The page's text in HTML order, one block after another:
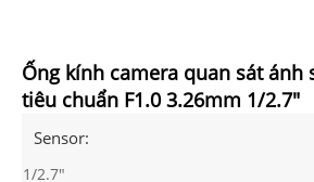
Ống kính camera quan sát ánh
tiêu chuẩn F1.0 3.26mm 1/2.7"
Sensor:
1/2.7"